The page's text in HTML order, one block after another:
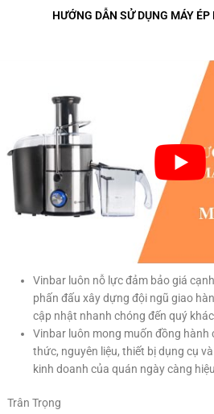
HƯỚNG DẪN SỬ DỤNG MÁY
Vinbar luôn nỗ lực đảm bảo giá
phấn đấu xây dựng đội ngũ giao
cập nhật nhanh chóng đến quý
Vinbar luôn mong muốn đồng
thức, nguyên liệu, thiết bị dụng cụ
kinh doanh của quán ngày càng
Trân Trọng